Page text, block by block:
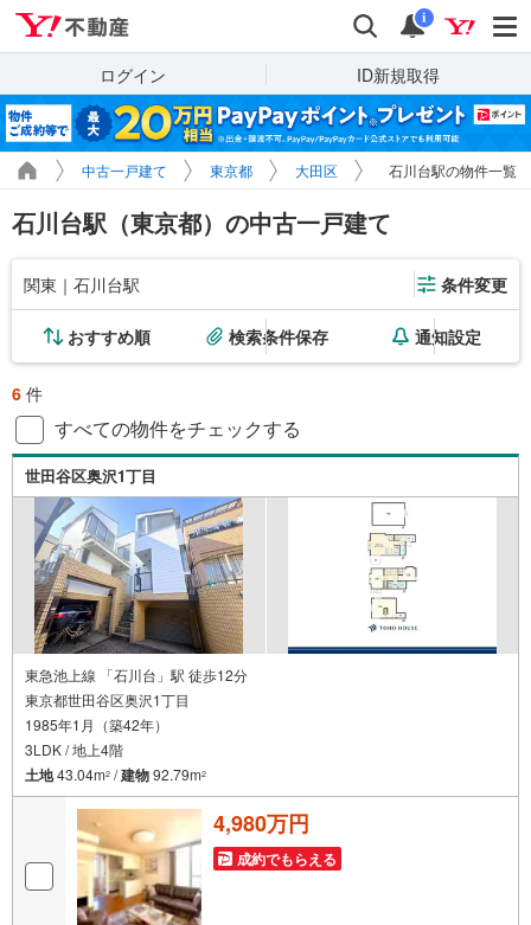
検索 通知
i
ログイン ID新規取得
中古一戸建て 東京都 大田区 石川台駅の物件一覧
石川台駅（東京都）の中古一戸建て
関東｜石川台駅 条件変更
おすすめ順 検索条件保存 通知設定
6 件
すべての物件をチェックする
世田谷区奥沢1丁目
東急池上線 「石川台」駅 徒歩12分
東京都世田谷区奥沢1丁目
1985年1月（築42年）
3LDK / 地上4階
土地43.04m2 /建物92.79m2
4,980万円
成約でもらえる